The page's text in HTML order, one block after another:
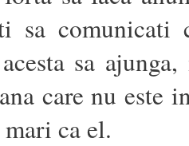
sa
sa
care nu este
ca el.